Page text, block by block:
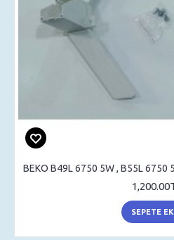
SEPETE